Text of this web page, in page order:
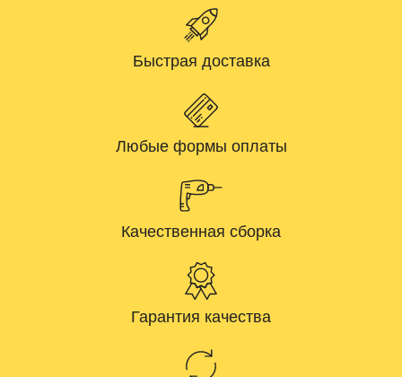
Быстрая доставка
Любые формы оплаты
Качественная сборка
Гарантия качества